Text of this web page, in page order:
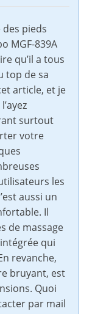
pieds
MGF-839A
qu’il a tous
top de sa
article, et je
surtout
votre
les
aussi un
Il
de massage
qui
revanche,
bruyant, est
Quoi
par mail